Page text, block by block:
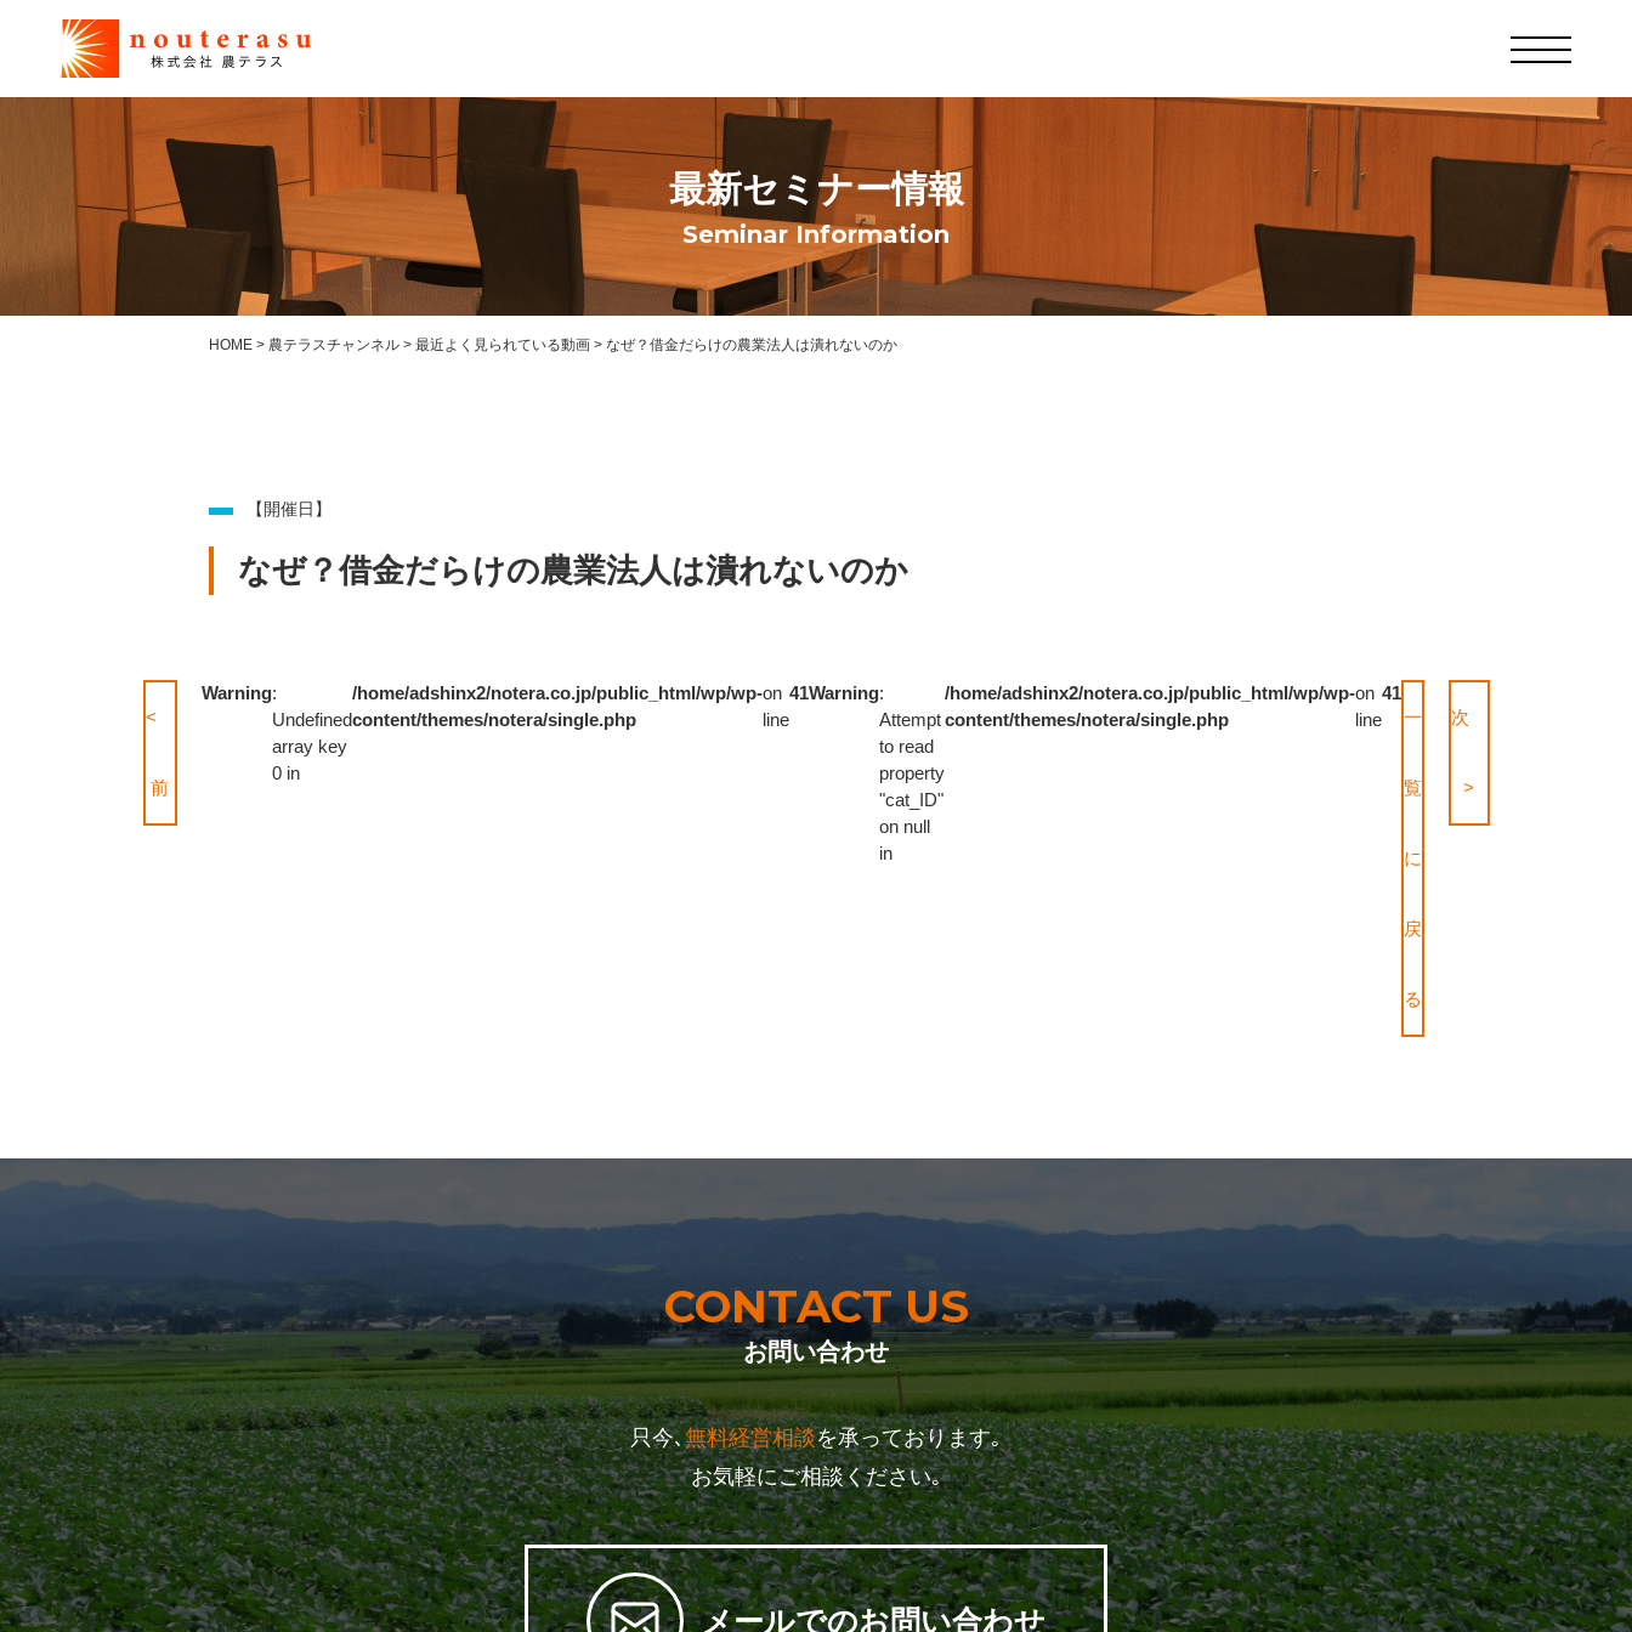
最新セミナー情報
Seminar Information
HOME > 農テラスチャンネル > 最近よく見られている動画 > なぜ？借金だらけの農業法人は潰れないのか
【開催日】
なぜ？借金だらけの農業法人は潰れないのか
<
前
Warning:
Undefined
array key
0 in
/home/adshinx2/notera.co.jp/public_html/wp/wp-
content/themes/notera/single.php
on
line
41Warning:
Attempt
to read
property
"cat_ID"
on null
in
/home/adshinx2/notera.co.jp/public_html/wp/wp-
content/themes/notera/single.php
on
line
41
一
覧
に
戻
る
次
>
CONTACT US
お問い合わせ
只今､無料経営相談を承っております｡
お気軽にご相談ください｡
メールでのお問い合わせ